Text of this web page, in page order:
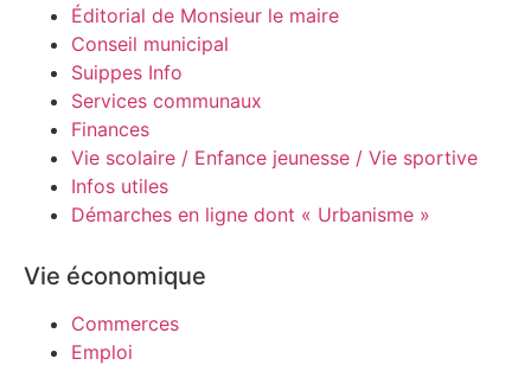
Éditorial de Monsieur le maire
Conseil municipal
Suippes Info
Services communaux
Finances
Vie scolaire / Enfance jeunesse / Vie sportive
Infos utiles
Démarches en ligne dont « Urbanisme »
Vie économique
Commerces
Emploi